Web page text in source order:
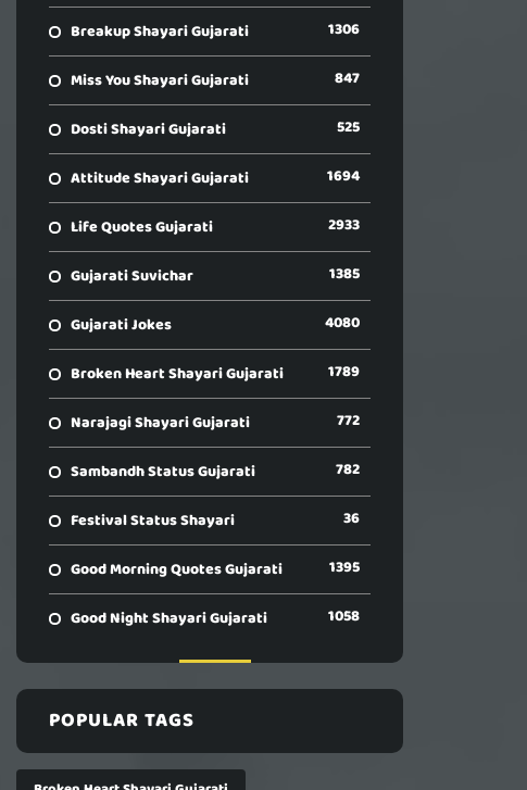
Breakup Shayari Gujarati 1306
Miss You Shayari Gujarati 847
Dosti Shayari Gujarati 525
Attitude Shayari Gujarati 1694
Life Quotes Gujarati 2933
Gujarati Suvichar 1385
Gujarati Jokes 4080
Broken Heart Shayari Gujarati 1789
Narajagi Shayari Gujarati 772
Sambandh Status Gujarati 782
Festival Status Shayari 36
Good Morning Quotes Gujarati 1395
Good Night Shayari Gujarati 1058
POPULAR TAGS